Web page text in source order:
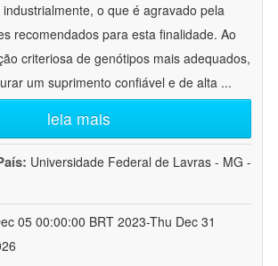
o que é agravado pela
recomendados para esta finalidade. Ao
criteriosa de genótipos mais adequados,
um suprimento confiável e de alta ...
leia mais
Universidade Federal de Lavras - MG -
05 00:00:00 BRT 2023-Thu Dec 31